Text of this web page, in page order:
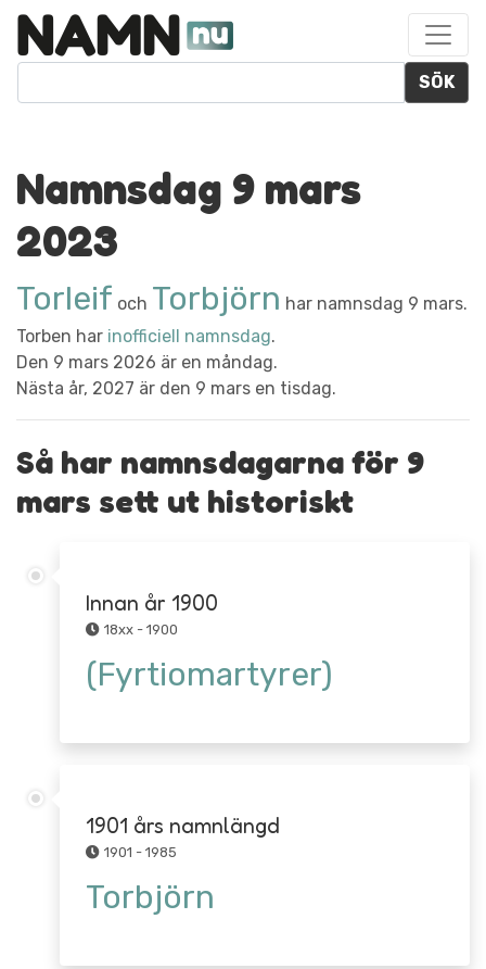
SÖK
Namnsdag 9 mars
2023
Torleif och Torbjörn har namnsdag 9 mars.
Torben har inofficiell namnsdag.
Den 9 mars 2026 är en måndag.
Nästa år, 2027 är den 9 mars en tisdag.
Så har namnsdagarna för 9
mars sett ut historiskt
Innan år 1900
18xx - 1900
(Fyrtiomartyrer)
1901 års namnlängd
1901 - 1985
Torbjörn